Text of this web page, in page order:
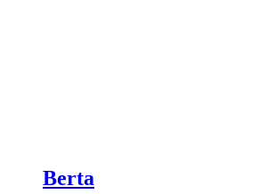
Berta